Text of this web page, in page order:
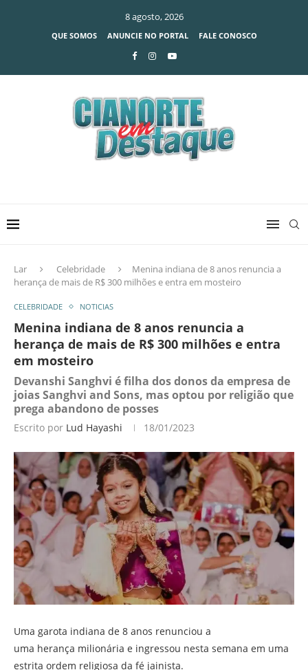
8 agosto, 2026
QUE SOMOS ANUNCIE NO PORTAL FALE CONOSCO
Lar Celebridade
Menina indiana de 8 anos renuncia a
herança de mais de R$ 300 milhões e entra em mosteiro
CELEBRIDADE NOTICIAS
Menina indiana de 8 anos renuncia a
herança de mais de R$ 300 milhões e entra
em mosteiro
Devanshi Sanghvi é filha dos donos da empresa de
joias Sanghvi and Sons, mas optou por religião que
prega abandono de posses
Escrito por Lud Hayashi 18/01/2023
Uma garota indiana de 8 anos renunciou a
uma herança milionária e ingressou nesta semana em uma
estrita ordem religiosa da fé jainista.